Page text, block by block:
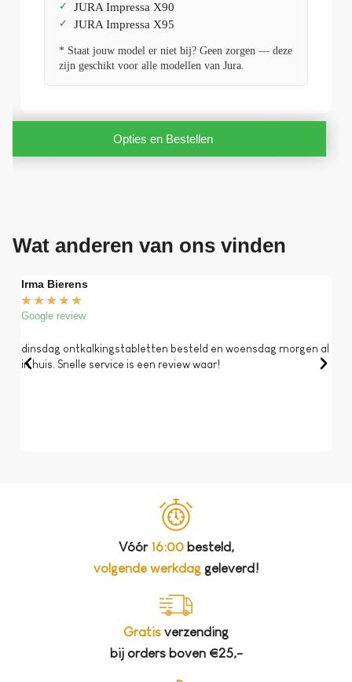
JURA Impressa X90
JURA Impressa X95
* Staat jouw model er niet bij? Geen zorgen — deze
zijn geschikt voor alle modellen van Jura.
Opties en Bestellen
Wat anderen van ons vinden
Irma Bierens
★ ★ ★ ★ ★
Google review
dinsdag ontkalkingstabletten besteld en woensdag morgen al
in huis. Snelle service is een review waar!
Vóór 16:00besteld,
volgende werkdaggeleverd!
Gratis verzending
bij orders boven €25,-